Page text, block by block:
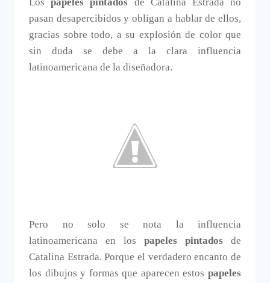
pasan desapercibidos y obligan a hablar de ellos,
gracias sobre todo, a su explosión de color que
sin duda se debe a la clara influencia
latinoamericana de la diseñadora.
Pero no solo se nota la influencia
latinoamericana en los papeles pintados de
Catalina Estrada. Porque el verdadero encanto de
los dibujos y formas que aparecen estos papeles